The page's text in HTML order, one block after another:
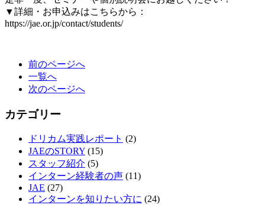
▼詳細・お申込みはこちらから：
https://jae.or.jp/contact/students/
前のページへ
一覧へ
次のページへ
カテゴリー
ドリカム実践レポート (2)
JAEのSTORY (15)
スタッフ紹介 (5)
インターン経験者の声 (11)
JAE (27)
インターンを知りたい方に (24)